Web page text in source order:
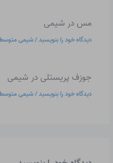
مس در شیمی
دیدگاه‌ خود را بنویسید/شیمی
جوزف پریستلی در شیمی
دیدگاه‌ خود را بنویسید/شیمی